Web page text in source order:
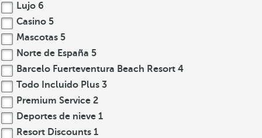
Lujo 6
Casino 5
Mascotas 5
Norte de España 5
Barcelo Fuerteventura Beach Resort 4
Todo Incluido Plus 3
Premium Service 2
Deportes de nieve 1
Resort Discounts 1